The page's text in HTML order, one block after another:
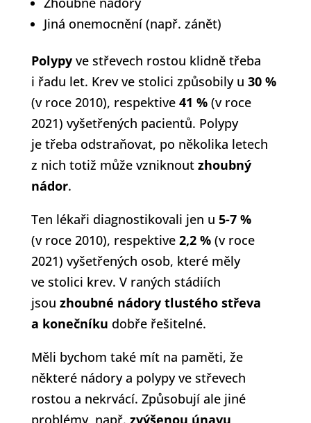
Jiná onemocnění (např. zánět)
Polypyve střevech rostou klidně třeba
i řadu let. Krev ve stolici způsobily u 30 %
(v roce 2010), respektive 41 %(v roce
2021) vyšetřených pacientů. Polypy
je třeba odstraňovat, po několika letech
z nich totiž může vzniknout zhoubný
nádor.
Ten lékaři diagnostikovali jen u 5-7 %
(v roce 2010), respektive 2,2 %(v roce
2021) vyšetřených osob, které měly
ve stolici krev. V raných stádiích
jsou zhoubné nádory tlustého střeva
a konečníku dobře řešitelné.
Měli bychom také mít na paměti, že
některé nádory a polypy ve střevech
rostou a nekrvácí. Způsobují ale jiné
problémy, např. zvýšenou únavu,